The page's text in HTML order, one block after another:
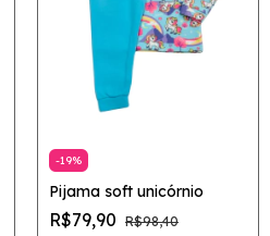
-19%
Pijama soft unicórnio
R$79,90 R$98,40